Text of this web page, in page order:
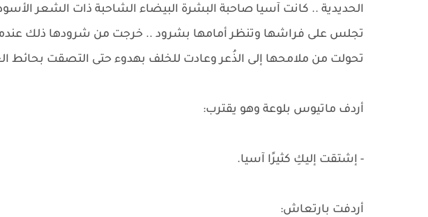
الحديدية .. كانت آسيا صاحبة البشرة البيضاء الشاحبة ذات الشعر
تجلس على فراشها وتنظر أمامها بشرود .. خرجت من شرودها ذلك عندما
تحولت من ملامحها إلى الذُعر وعادت للخلف بهدوء حتى التصقت بحائط
أردف ماتيوس بلوعة وهو يقترب:
- إشتقت إليكِ كثيرًا آسيا.
أردفت بارتعاش: